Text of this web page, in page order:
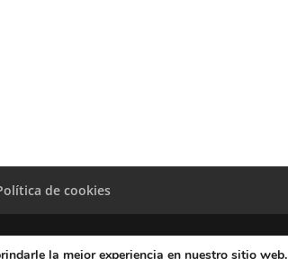
de cookies
la mejor experiencia en nuestro sitio web.